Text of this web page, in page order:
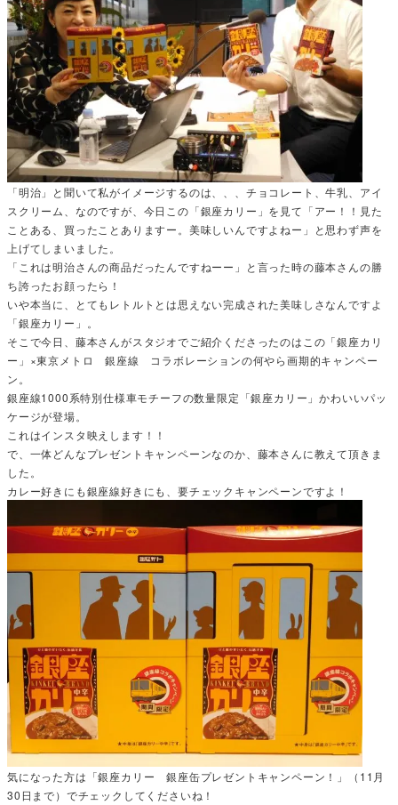
「明治」と聞いて私がイメージするのは、、、チョコレート、牛乳、アイ
スクリーム、なのですが、今日この「銀座カリー」を見て「アー！！見た
ことある、買ったことありますー。美味しいんですよねー」と思わず声を
上げてしまいました。
「これは明治さんの商品だったんですねーー」と言った時の藤本さんの勝
ち誇ったお顔ったら！
いや本当に、とてもレトルトとは思えない完成された美味しさなんですよ
「銀座カリー」。
そこで今日、藤本さんがスタジオでご紹介くださったのはこの「銀座カリ
ー」×東京メトロ 銀座線 コラボレーションの何やら画期的キャンペー
ン。
銀座線1000系特別仕様車モチーフの数量限定「銀座カリー」かわいいパッ
ケージが登場。
これはインスタ映えします！！
で、一体どんなプレゼントキャンペーンなのか、藤本さんに教えて頂きま
した。
カレー好きにも銀座線好きにも、要チェックキャンペーンですよ！
気になった方は「銀座カリー 銀座缶プレゼントキャンペーン！」（11月
30日まで）でチェックしてくださいね！